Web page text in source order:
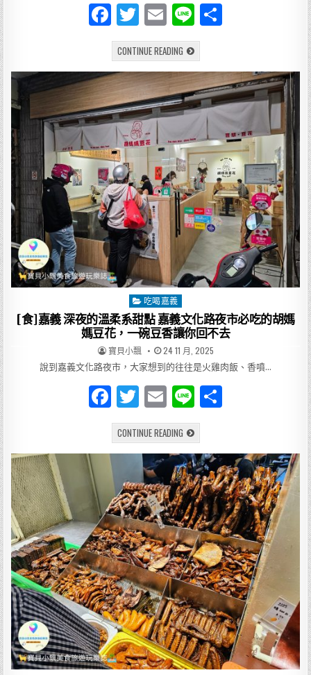
F
a
c
e
b
o
o
k
T
w
it
te
r
E
m
ai
l
Li
n
e
CONTINUE READING[食]
嘉
文
化
路
夜
市
救
星
半
夜
吃
什
麼？
來
豆
奶
攤
次
把
中
式
西
包
辦！
Posted
in
吃喝嘉義
[食]嘉義 深夜的溫柔系甜點 嘉義文化路夜市必吃的胡媽
媽豆花，一碗豆香讓你回不去
AUTHOR:
寶貝小飄 PUBLISHED
DATE:
24 11 月, 2025
說到嘉義文化路夜市，大家想到的往往是火雞肉飯、香噴…
F
a
c
b
o
o
k
T
w
it
te
r
E
m
ai
l
Li
n
e
CONTINUE READING[食]
嘉
義
深
夜
的
溫
柔
系
甜
點
嘉
義
文
化
路
夜
市
必
吃
的
胡
媽
媽
豆
花，
一